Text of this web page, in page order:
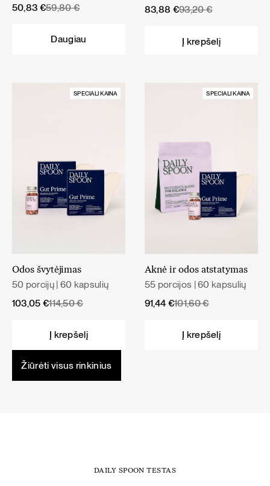
59,80€
Original
50,83 €
Current
Daugiau
93,20€
Original
83,88 €
Current
Į krepšelį
SPECIALI KAINA
Odos švytėjimas
50 porcijų | 60 kapsulių
114,50€
Original
103,05 €
Current
Į krepšelį
SPECIALI KAINA
Aknė ir odos atstatymas
55 porcijos | 60 kapsulių
101,60€
Original
91,44 €
Current
Į krepšelį
Žiūrėti visus rinkinius
DAILY SPOON TESTAS